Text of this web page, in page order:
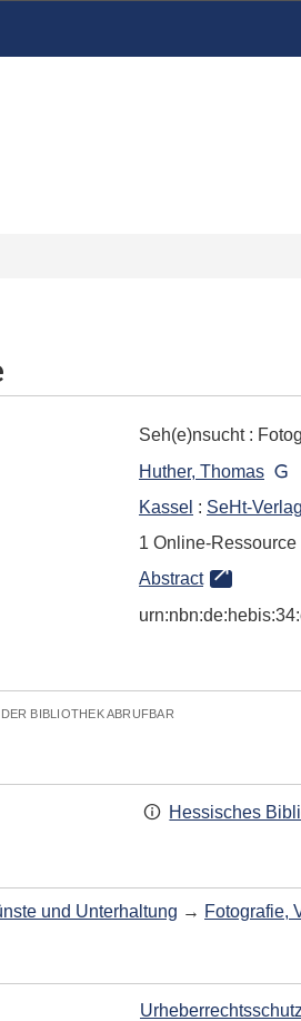
Seh(e)nsucht:
Huther, Thomas
Kassel : SeHt-Verlag
1 Online-Ressource
Abstract
BIBLIOTHEK ABRUFBAR
Hessisches
und Unterhaltung → Fotografie,